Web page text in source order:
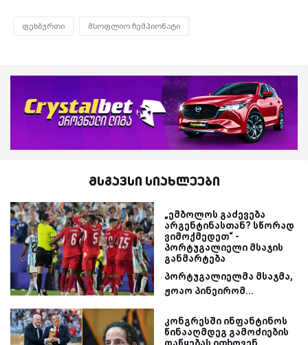
ფეხბურთი მსოფლიო ჩემპიონატი
მსგავსი სიახლეები
„ემბოლოს გაძევება
არგენტინასთან? სწორად
ვიმოქმედეთ“ -
პორტუგალიელი მსაჯის
განმარტება
პორტუგალიელმა მსაჯმა,
ჟოაო პინეირომ...
კონგრესში ინფანტინოს
წინააღმდეგ გამოძიების